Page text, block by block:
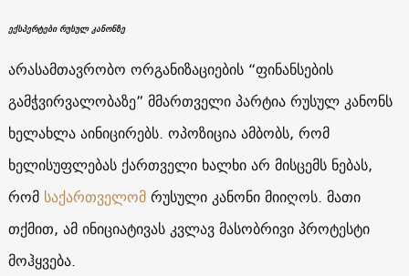
ექსპერტები რუსულ კანონზე
არასამთავრობო ორგანიზაციების “ფინანსების
გამჭვირვალობაზე” მმართველი პარტია რუსულ კანონს
ხელახლა აინიცირებს. ოპოზიცია ამბობს, რომ
ხელისუფლებას ქართველი ხალხი არ მისცემს ნებას,
რომ საქართველომრუსული კანონი მიიღოს. მათი
თქმით, ამ ინიციატივას კვლავ მასობრივი პროტესტი
მოჰყვება.